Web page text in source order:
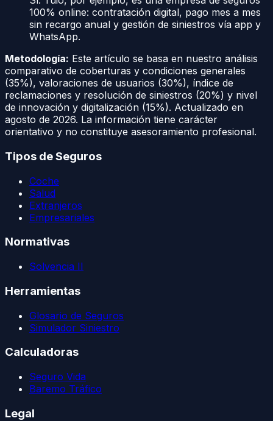
100% online: contratación digital, pago mes a mes
sin recargo anual y gestión de siniestros vía app y
WhatsApp.
Metodología: Este artículo se basa en nuestro análisis
comparativo de coberturas y condiciones generales
(35%), valoraciones de usuarios (30%), índice de
reclamaciones y resolución de siniestros (20%) y nivel
de innovación y digitalización (15%). Actualizado en
agosto de 2026. La información tiene carácter
orientativo y no constituye asesoramiento profesional.
Tipos de Seguros
Coche
Salud
Extranjeros
Empresariales
Normativas
Solvencia II
Herramientas
Glosario de Seguros
Simulador Siniestro
Calculadoras
Seguro Vida
Baremo Tráfico
Legal